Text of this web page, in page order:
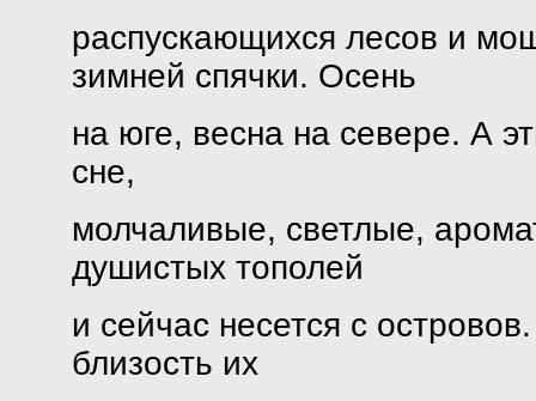
распускающихся лесов и
зимней спячки. Осень
на юге, весна на севере. А
сне,
молчаливые, светлые,
душистых тополей
и сейчас несется с
близость их